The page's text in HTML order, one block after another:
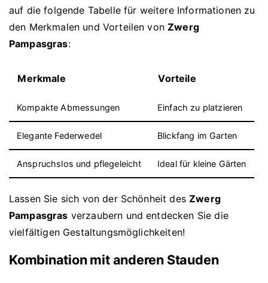
auf die folgende Tabelle für weitere Informationen zu
den Merkmalen und Vorteilen vonZwerg
Pampasgras:
Merkmale Vorteile
Kompakte Abmessungen Einfach zu platzieren
Elegante Federwedel Blickfang im Garten
Anspruchslos und pflegeleicht Ideal für kleine Gärten
Lassen Sie sich von der Schönheit desZwerg
Pampasgras verzaubern und entdecken Sie die
vielfältigen Gestaltungsmöglichkeiten!
Kombination mit anderen Stauden